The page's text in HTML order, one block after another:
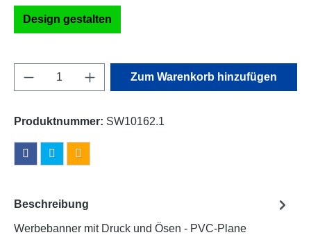
Design gestalten
Produkt Anzahl: Gib den gewünschten
Zum Warenkorb hinzufügen
Produktnummer: SW10162.1
Beschreibung
Werbebanner mit Druck und Ösen - PVC-Plane